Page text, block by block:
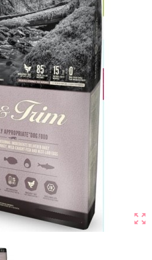
zoom_out_map